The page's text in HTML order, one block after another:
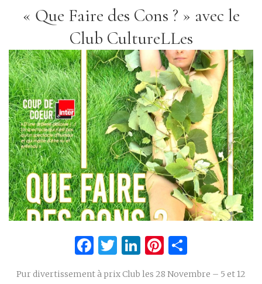
« Que Faire des Cons ? » avec le
Club CultureLLes
Facebook
Twitter
LinkedIn
Pinterest
Pur divertissement à prix Club les 28 Novembre – 5 et 12